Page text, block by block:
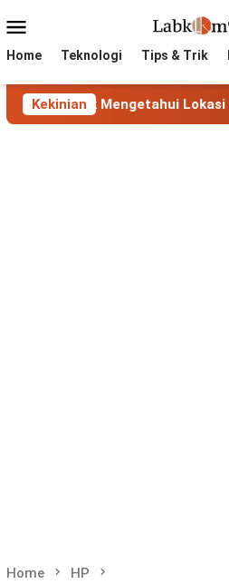
to
Menu
Home Teknologi Tips & Trik
KekinianLokasi Alamat IP
Home HP